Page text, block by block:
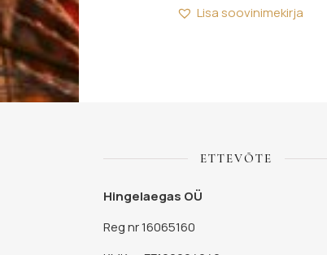
Lisa soovinimekirja
ETTEVÕTE
Hingelaegas OÜ
Reg nr 16065160